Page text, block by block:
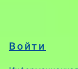
Войти